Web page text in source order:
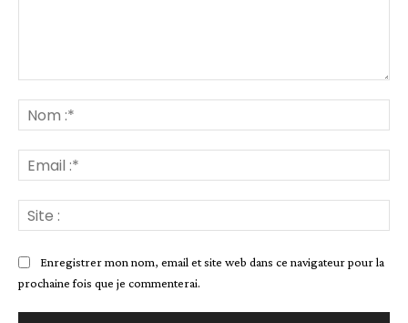
:*
:*
:
Enregistrer mon nom, email et site web dans ce navigateur pour la
prochaine fois que je commenterai.